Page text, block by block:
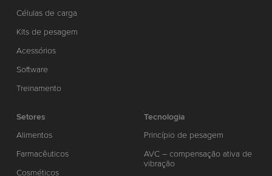
Células de carga
Kits de pesagem
Acessórios
Software
Treinamento
Setores
Alimentos
Farmacêuticos
Cosméticos
Tecnologia
Princípio de pesagem
AVC – compensação ativa de
vibração